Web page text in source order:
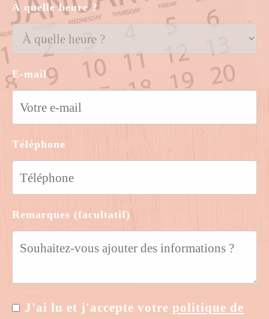
À quelle heure ?
E-mail
Téléphone
Remarques (facultatif)
J'ai lu et j'accepte votre politique de